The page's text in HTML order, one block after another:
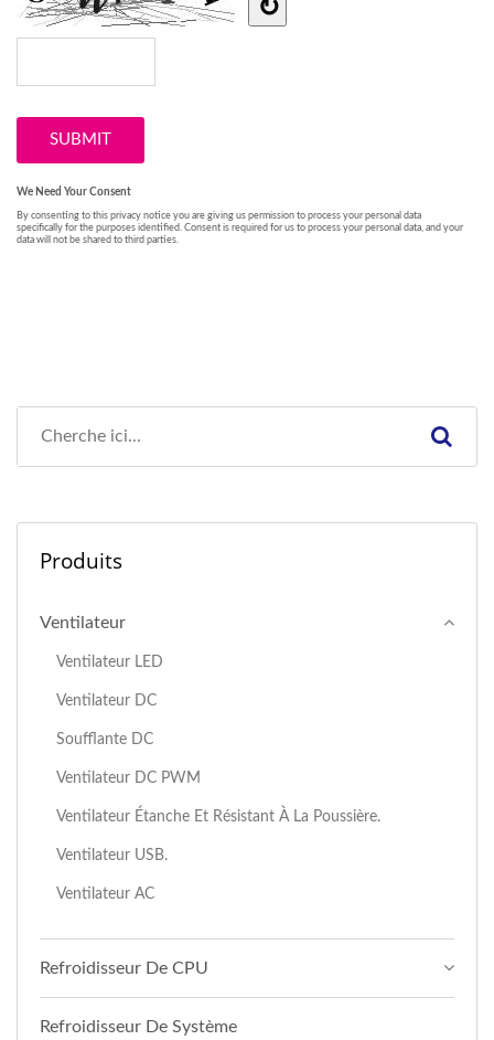
Produits
Ventilateur
Ventilateur LED
Ventilateur DC
Soufflante DC
Ventilateur DC PWM
Ventilateur Étanche Et Résistant À La Poussière.
Ventilateur USB.
Ventilateur AC
Refroidisseur De CPU
Refroidisseur De Système